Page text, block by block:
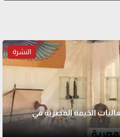
النشرة
الخيمة المصرية في